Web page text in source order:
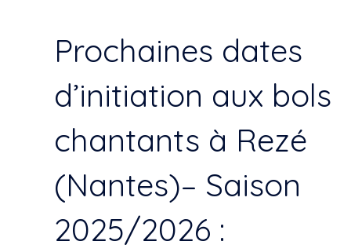
Prochaines dates
d’initiation aux bols
chantants à Rezé
(Nantes)– Saison
2025/2026 :